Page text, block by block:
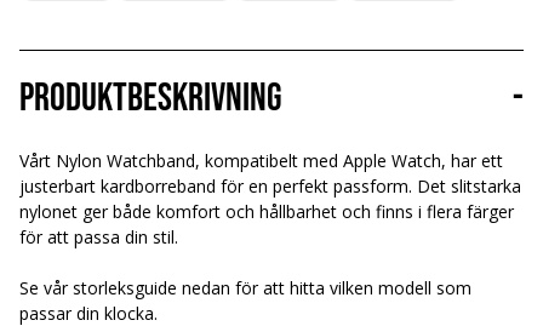
Produktbeskrivning -
Vårt Nylon Watchband, kompatibelt med Apple Watch, har ett
justerbart kardborreband för en perfekt passform. Det slitstarka
nylonet ger både komfort och hållbarhet och finns i flera färger
för att passa din stil.
Se vår storleksguide nedan för att hitta vilken modell som
passar din klocka.